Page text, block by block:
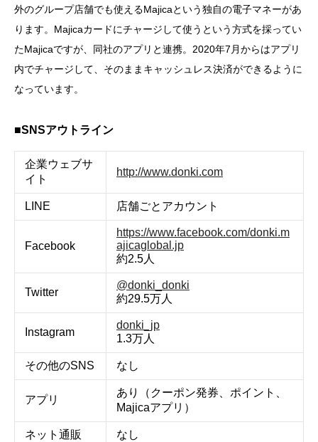
外のグループ店舗でも使えるMajicaという独自の電子マネーがあ
ります。Majicaカードにチャージして使うという方式を採ってい
たMajicaですが、同社のアプリと連携。2020年7月からはアプリ
内でチャージして、そのままキャッシュレス決済ができるように
なっています。
■SNSアウトライン
企業ウェブサ
イト
http://www.donki.com
LINE 店舗ごとアカウント
Facebook
https://www.facebook.com/donki.m
ajicaglobal.jp
約2.5人
Twitter
@donki_donki
約29.5万人
Instagram
donki_jp
1.3万人
その他のSNS なし
アプリ
あり（クーポン発券、ポイント、
Majicaアプリ）
ネット通販 なし